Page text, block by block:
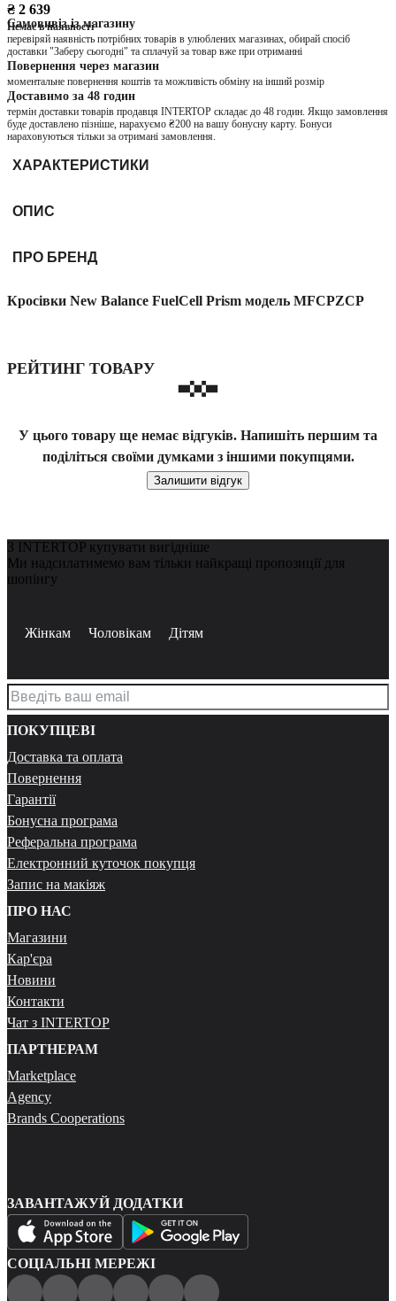
₴ 2 639
Немає в наявності
Самовивіз із магазину
перевіряй наявність потрібних товарів в улюблених магазинах, обирай спосіб
доставки "Заберу сьогодні" та сплачуй за товар вже при отриманні
Повернення через магазин
моментальне повернення коштів та можливість обміну на інший розмір
Доставимо за 48 годин
термін доставки товарів продавця INTERTOP складає до 48 годин. Якщо замовлення
буде доставлено пізніше, нарахуємо ₴200 на вашу бонусну карту. Бонуси
нараховуються тільки за отримані замовлення.
ХАРАКТЕРИСТИКИ
ОПИС
ПРО БРЕНД
Кросівки New Balance FuelCell Prism модель MFCPZCP
РЕЙТИНГ ТОВАРУ
У цього товару ще немає відгуків. Напишіть першим та
поділіться своїми думками з іншими покупцями.
Залишити відгук
З INTERTOP купувати вигідніше
Ми надсилатимемо вам тільки найкращі пропозиції для
шопінгу
Жінкам Чоловікам Дітям
ПОКУПЦЕВІ
Доставка та оплата
Повернення
Гарантії
Бонусна програма
Реферальна програма
Електронний куточок покупця
Запис на макіяж
ПРО НАС
Магазини
Кар'єра
Новини
Контакти
Чат з INTERTOP
ПАРТНЕРАМ
Marketplace
Agency
Brands Cooperations
ЗАВАНТАЖУЙ ДОДАТКИ
СОЦІАЛЬНІ МЕРЕЖІ